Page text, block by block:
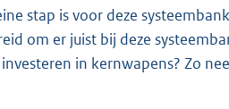
stap is voor deze
om er juist bij deze
in kernwapens? Zo